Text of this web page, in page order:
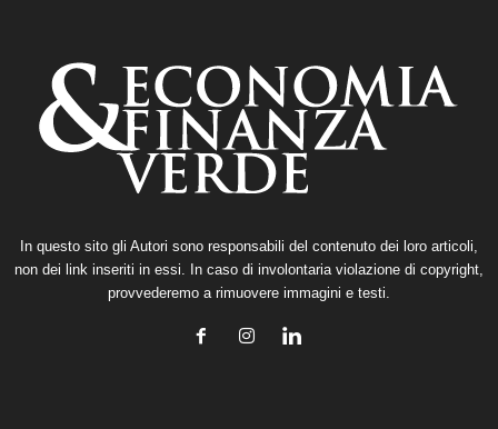
In questo sito gli Autori sono responsabili del contenuto dei loro articoli,
non dei link inseriti in essi. In caso di involontaria violazione di copyright,
provvederemo a rimuovere immagini e testi.